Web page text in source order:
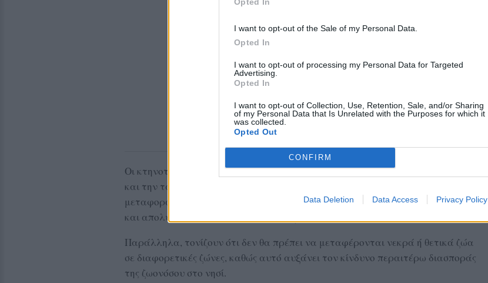
I want to opt-out of the Sale of my Personal Data.
Opted In
I want to opt-out of processing my Personal Data for Targeted
Advertising.
Opted In
I want to opt-out of Collection, Use, Retention, Sale, and/or Sharing
of my Personal Data that Is Unrelated with the Purposes for which it
was collected.
Opted Out
CONFIRM
Data Deletion Data Access Privacy Policy
Οι κτηνοτρόφοι ζητούν συγκεκριμένα μέτρα προστασίας κατά τη μεταφορά
και την ταφή των ζώων, όπως η χρήση κλειστών φορτηγών ή ειδικών σάκων
μεταφοράς, ο άμεσος ψεκασμός των οχημάτων μετά την εκφόρτωση, καθώς
και απολυμάνσεις σε ασφαλή ακτίνα γύρω από τα σημεία ταφής.
Παράλληλα, τονίζουν ότι δεν θα πρέπει να μεταφέρονται νεκρά ή θετικά ζώα
σε διαφορετικές ζώνες, καθώς αυτό αυξάνει τον κίνδυνο περαιτέρω διασποράς
της ζωονόσου στο νησί.